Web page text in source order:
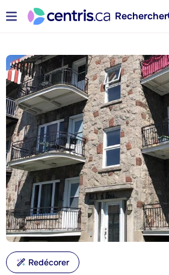
Rechercher
Redécorer